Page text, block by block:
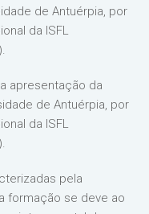
de Antuérpia, por
da ISFL
apresentação da
de Antuérpia, por
da ISFL
pela
formação se deve ao